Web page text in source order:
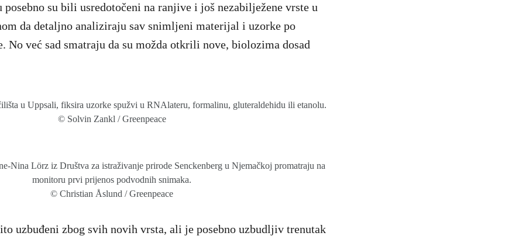
posebno su bili usredotočeni na ranjive i još nezabilježene vrste u
da detaljno analiziraju sav snimljeni materijal i uzorke po
No već sad smatraju da su možda otkrili nove, biolozima dosad
u Uppsali, fiksira uzorke spužvi u RNAlateru, formalinu, gluteraldehidu ili etanolu.
© Solvin Zankl / Greenpeace
Nina Lörz iz Društva za istraživanje prirode Senckenberg u Njemačkoj promatraju na
monitoru prvi prijenos podvodnih snimaka.
© Christian Åslund / Greenpeace
uzbuđeni zbog svih novih vrsta, ali je posebno uzbudljiv trenutak